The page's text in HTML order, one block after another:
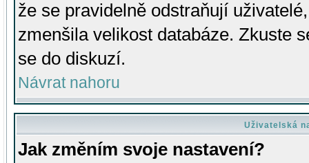
že se pravidelně odstraňují
zmenšila velikost databáze. Zkuste
se do diskuzí.
Návrat nahoru
Uživatelská
Jak změním svoje nastavení?